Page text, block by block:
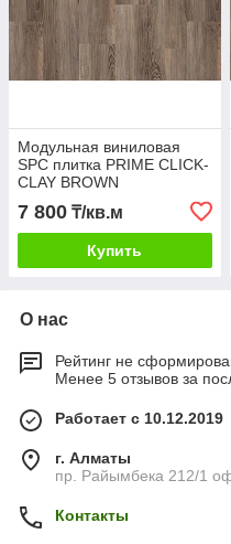
Модульная виниловая
SPC плитка PRIME CLICK-
CLAY BROWN
7 800 ₸/кв.м
Купить
О нас
Рейтинг не
Менее 5 отзывов за
Работает с 10.12.2019
г. Алматы
пр. Райымбека 212/1
Контакты